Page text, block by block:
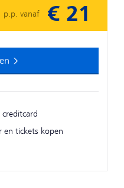
p.p. vanaf € 21
en tickets kopen